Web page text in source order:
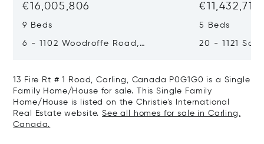
€16,005,806
9 Beds
6 - 1102 Woodroffe Road,
€11,432,719
5 Beds
20 - 1121
13 Fire Rt # 1 Road, Carling, Canada P0G1G0 is a Single
Family Home/House for sale. This Single Family
Home/House is listed on the Christie's International
Real Estate website.See all homes for sale in Carling,
Canada.